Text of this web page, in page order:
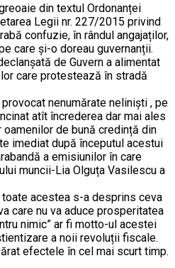
din textul Ordonanței
Legii nr. 227/2015 privind
confuzie, în rândul angajaților,
care și-o doreau guvernanții.
de Guvern a alimentat
care protestează în stradă
nenumărate neliniști , pe
atît încrederea dar mai ales
de bună credință din
imediat după începutul acestui
a emisiunilor în care
muncii-Lia Olguța Vasilescu a
acestea s-a desprins ceva
care nu va aduce prosperitatea
nimic” ar fi motto-ul acestei
a noii revoluții fiscale.
efectele în cel mai scurt timp.